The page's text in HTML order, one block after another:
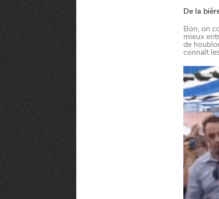
De la
Bon, on
mieux
de
connaît